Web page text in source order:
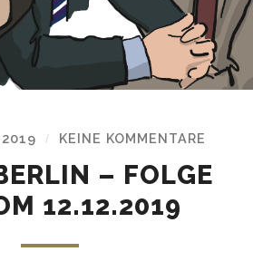
2019 / KEINE KOMMENTARE
– FOLGE
12.12.2019